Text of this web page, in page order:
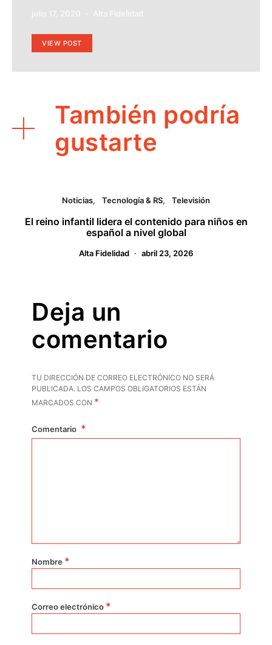
VIEW POST
También podría
gustarte
Noticias Tecnología & RS Televisión
El reino infantil lidera el contenido para niños en
español a nivel global
Alta Fidelidad abril 23, 2026
Deja un
comentario
TU DIRECCIÓN DE CORREO ELECTRÓNICO NO SERÁ
PUBLICADA. LOS CAMPOS OBLIGATORIOS ESTÁN
MARCADOS CON *
Comentario
Nombre *
Correo electrónico *